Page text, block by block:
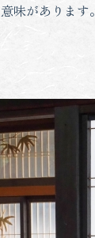
味があります。